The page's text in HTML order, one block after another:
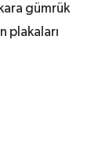
gümrük
plakaları